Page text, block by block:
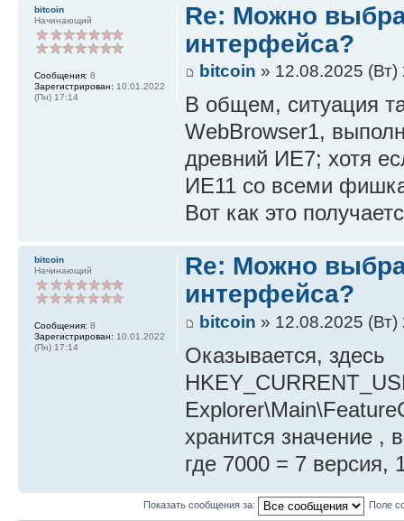
bitcoin
Начинающий
Сообщения: 8
Зарегистрирован: 10.01.2022
(Пн) 17:14
Re: Можно
интерфейса?
bitcoin » 12.08.2025 (Вт)
В общем, ситуация
WebBrowser1,
древний ИЕ7; хотя
ИЕ11 со всеми
Вот как это
bitcoin
Начинающий
Сообщения: 8
Зарегистрирован: 10.01.2022
(Пн) 17:14
Re: Можно
интерфейса?
bitcoin » 12.08.2025 (Вт)
Оказывается, здесь
хранится значение ,
где 7000 = 7 версия,
Показать сообщения за: Поле